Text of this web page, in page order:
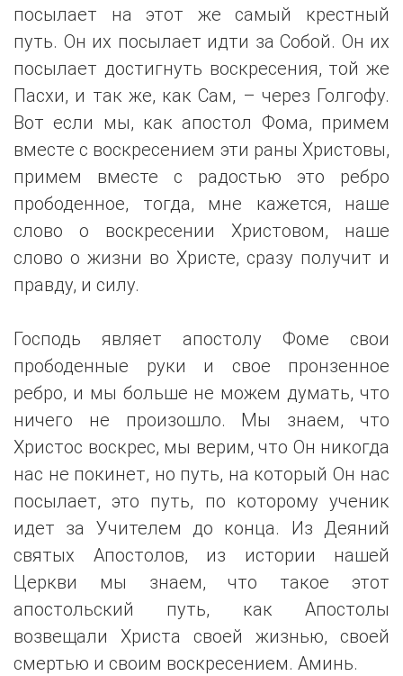
посылает на этот же самый крестный
путь. Он их посылает идти за Собой. Он их
посылает достигнуть воскресения, той же
Пасхи, и так же, как Сам, – через Голгофу.
Вот если мы, как апостол Фома, примем
вместе с воскресением эти раны Христовы,
примем вместе с радостью это ребро
прободенное, тогда, мне кажется, наше
слово о воскресении Христовом, наше
слово о жизни во Христе, сразу получит и
правду, и силу.
Господь являет апостолу Фоме свои
прободенные руки и свое пронзенное
ребро, и мы больше не можем думать, что
ничего не произошло. Мы знаем, что
Христос воскрес, мы верим, что Он никогда
нас не покинет, но путь, на который Он нас
посылает, это путь, по которому ученик
идет за Учителем до конца. Из Деяний
святых Апостолов, из истории нашей
Церкви мы знаем, что такое этот
апостольский путь, как Апостолы
возвещали Христа своей жизнью, своей
смертью и своим воскресением. Аминь.